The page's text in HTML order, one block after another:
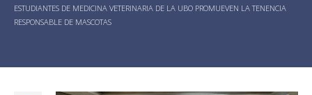
ESTUDIANTES DE MEDICINA VETERINARIA DE LA UBO PROMUEVEN LA TENENCIA
RESPONSABLE DE MASCOTAS